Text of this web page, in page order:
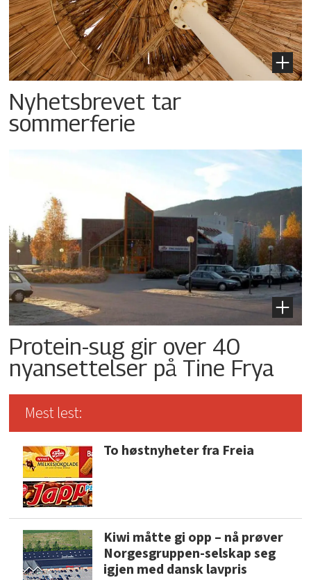
Nyhetsbrevet tar
sommerferie
Protein-sug gir over 40
nyansettelser på Tine Frya
Mest lest:
To høstnyheter fra Freia
Kiwi måtte gi opp – nå prøver
Norgesgruppen-selskap seg
igjen med dansk lavpris